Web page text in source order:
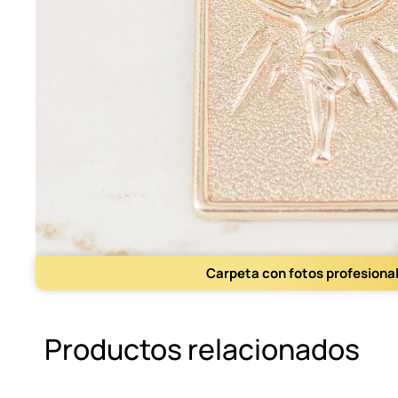
Carpeta con fotos
Productos relacionados